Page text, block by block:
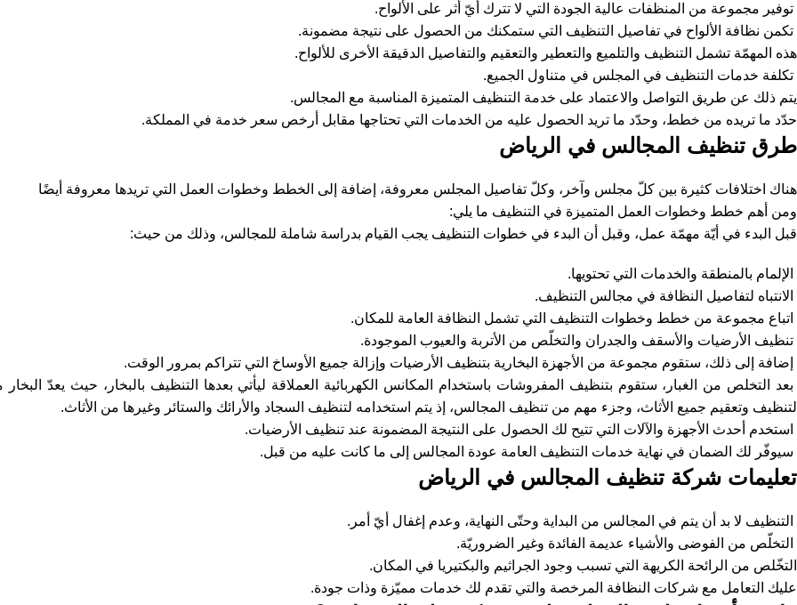
توفير مجموعة من المنظفات عالية الجودة التي لا تترك أيّ أثر على الألواح.
تكمن نظافة الألواح في تفاصيل التنظيف التي ستمكنك من الحصول على نتيجة مضمونة.
هذه المهمّة تشمل التنظيف والتلميع والتعطير والتعقيم والتفاصيل الدقيقة الأخرى للألواح.
تكلفة خدمات التنظيف في المجلس في متناول الجميع.
يتم ذلك عن طريق التواصل والاعتماد على خدمة التنظيف المتميزة المناسبة مع المجالس.
حدّد ما تريده من خطط، وحدّد ما تريد الحصول عليه من الخدمات التي تحتاجها مقابل أرخص سعر خدمة في المملكة.
طرق تنظيف المجالس في الرياض
هناك اختلافات كثيرة بين كلّ مجلس وآخر، وكلّ تفاصيل المجلس معروفة، إضافة إلى الخطط وخطوات العمل التي تريدها معروفة أيضًا
ومن أهم خطط وخطوات العمل المتميزة في التنظيف ما يلي:
قبل البدء في أيّة مهمّة عمل، وقبل أن البدء في خطوات التنظيف يجب القيام بدراسة شاملة للمجالس، وذلك من حيث:
الإلمام بالمنطقة والخدمات التي تحتويها.
الانتباه لتفاصيل النظافة في مجالس التنظيف.
اتباع مجموعة من خطط وخطوات التنظيف التي تشمل النظافة العامة للمكان.
تنظيف الأرضيات والأسقف والجدران والتخلّص من الأتربة والعيوب الموجودة.
إضافة إلى ذلك، ستقوم مجموعة من الأجهزة البخارية بتنظيف الأرضيات وإزالة جميع الأوساخ التي تتراكم بمرور الوقت.
بعد التخلص من الغبار، ستقوم بتنظيف المفروشات باستخدام المكانس الكهربائية العملاقة ليأتي بعدها التنظيف بالبخار، حيث يعدّ
لتنظيف وتعقيم جميع الأثاث، وجزء مهم من تنظيف المجالس، إذ يتم استخدامه لتنظيف السجاد والأرائك والستائر وغيرها من الأثاث.
استخدم أحدث الأجهزة والآلات التي تتيح لك الحصول على النتيجة المضمونة عند تنظيف الأرضيات.
سيوفّر لك الضمان في نهاية خدمات التنظيف العامة عودة المجالس إلى ما كانت عليه من قبل.
تعليمات شركة تنظيف المجالس في الرياض
التنظيف لا بد أن يتم في المجالس من البداية وحتّى النهاية، وعدم إغفال أيّ أمر.
التخلّص من الفوضى والأشياء عديمة الفائدة وغير الضروريّة.
التخّلص من الرائحة الكريهة التي تسبب وجود الجراثيم والبكتيريا في المكان.
عليك التعامل مع شركات النظافة المرخصة والتي تقدم لك خدمات مميّزة وذات جودة.